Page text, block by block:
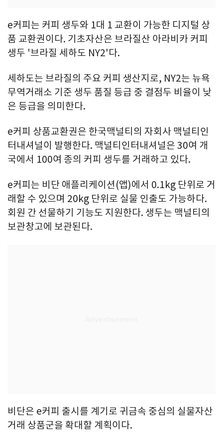
e커피는 커피 생두와 1대 1 교환이 가능한 디지털 상
품 교환권이다. 기초자산은 브라질산 아라비카 커피
생두 '브라질 세하도 NY2'다.
세하도는 브라질의 주요 커피 생산지로, NY2는 뉴욕
무역거래소 기준 생두 품질 등급 중 결점두 비율이 낮
은 등급을 의미한다.
e커피 상품교환권은 한국맥널티의 자회사 맥널티인
터내셔널이 발행한다. 맥널티인터내셔널은 30여 개
국에서 100여 종의 커피 생두를 거래하고 있다.
e커피는 비단 애플리케이션(앱)에서 0.1kg 단위로 거
래할 수 있으며 20kg 단위로 실물 인출도 가능하다.
회원 간 선물하기 기능도 지원한다. 생두는 맥널티의
보관창고에 보관된다.
비단은 e커피 출시를 계기로 귀금속 중심의 실물자산
거래 상품군을 확대할 계획이다.